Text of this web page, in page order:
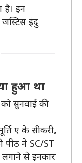
है। इन
इंदु
हुआ था
को सुनवाई की
ए के सीकरी,
ने SC/ST
से इनकार